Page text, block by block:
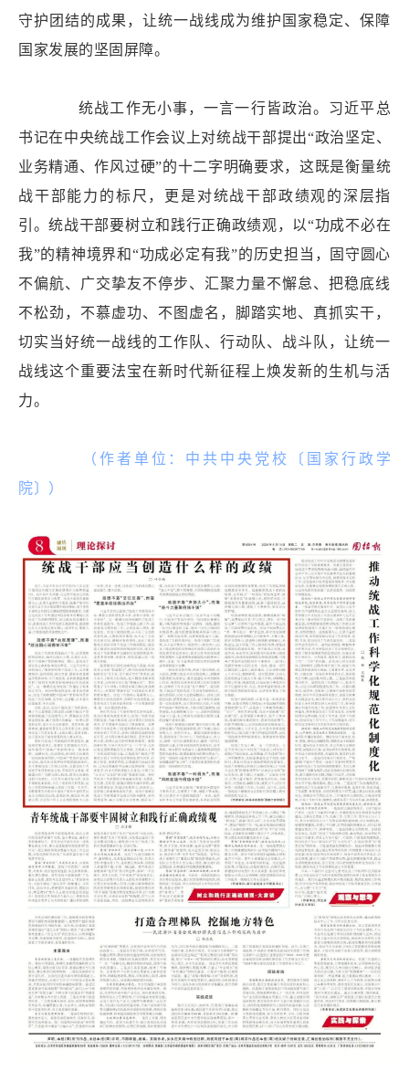
守护团结的成果，让统一战线成为维护国家稳定、保障
国家发展的坚固屏障。
统战工作无小事，一言一行皆政治。习近平总
书记在中央统战工作会议上对统战干部提出“政治坚定、
业务精通、作风过硬”的十二字明确要求，这既是衡量统
战干部能力的标尺，更是对统战干部政绩观的深层指
引。统战干部要树立和践行正确政绩观，以“功成不必在
我”的精神境界和“功成必定有我”的历史担当，固守圆心
不偏航、广交挚友不停步、汇聚力量不懈怠、把稳底线
不松劲，不慕虚功、不图虚名，脚踏实地、真抓实干，
切实当好统一战线的工作队、行动队、战斗队，让统一
战线这个重要法宝在新时代新征程上焕发新的生机与活
力。
（作者单位：中共中央党校〔国家行政学
院〕）